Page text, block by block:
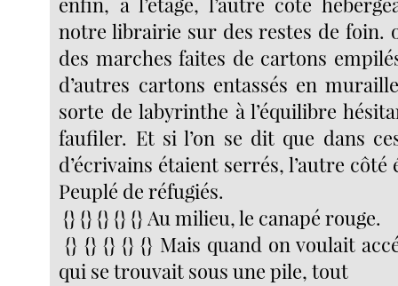
notre librairie sur des restes de foin.
des marches faites de cartons
d’autres cartons entassés en
sorte de labyrinthe à l’équilibre
faufiler. Et si l’on se dit que dans
d’écrivains étaient serrés, l’autre
Peuplé de réfugiés.
{} {} {} {} {} Au milieu, le canapé rouge.
{} {} {} {} {} Mais quand on voulait
qui se trouvait sous une pile, tout